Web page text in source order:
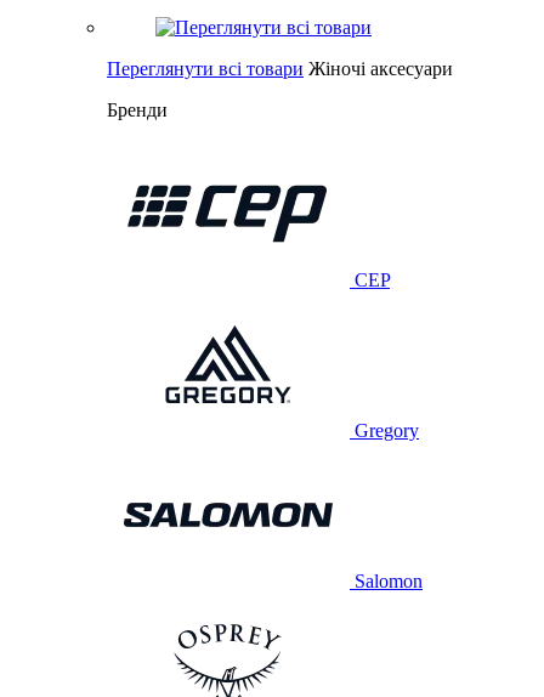
Переглянути всі товари Жіночі аксесуари
Бренди
CEP
Gregory
Salomon